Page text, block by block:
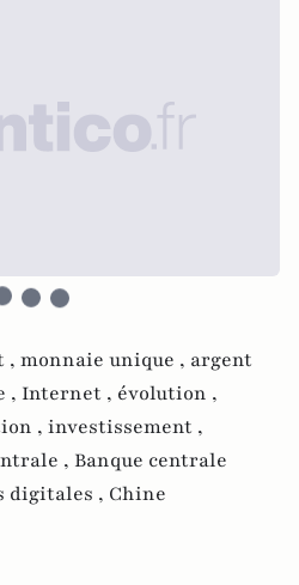
, monnaie unique , argent
, Internet , évolution ,
, investissement ,
, Banque centrale
digitales , Chine